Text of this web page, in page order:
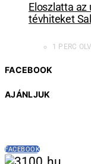
Eloszlatta az
tévhiteket
1 PERC
FACEBOOK
AJÁNLJUK
FACEBOOK